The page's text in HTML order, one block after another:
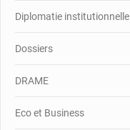
Diplomatie institutionnelle
Dossiers
DRAME
Eco et Business